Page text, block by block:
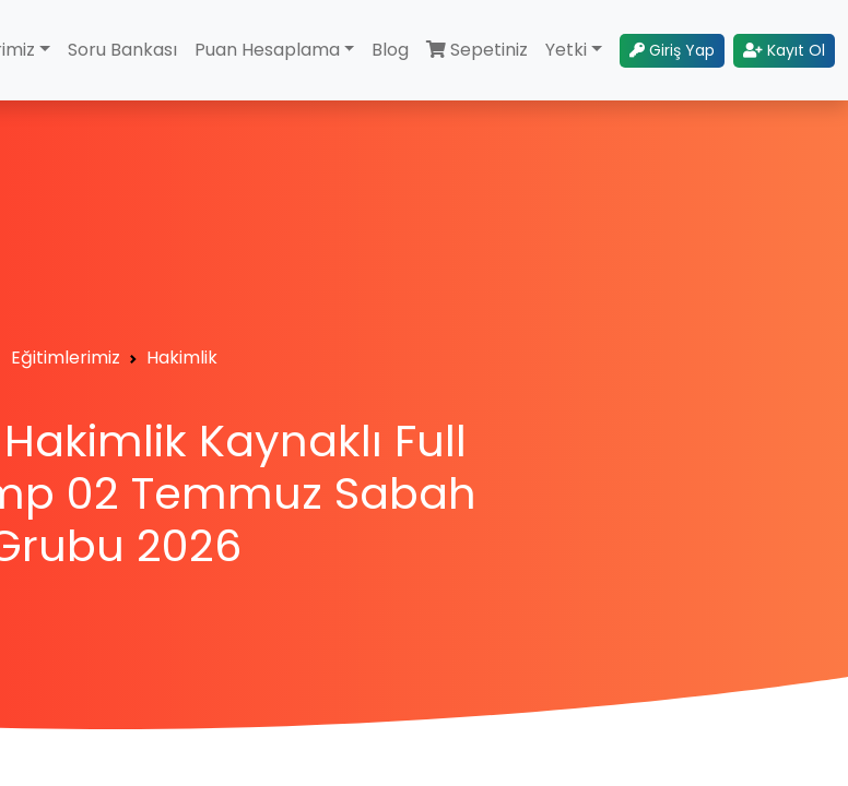
Soru Bankası Puan Hesaplama Blog Sepetiniz Yetki Giriş Yap Kayıt Ol
Eğitimlerimiz Hakimlik
Kaynaklı Full
02 Temmuz Sabah
2026